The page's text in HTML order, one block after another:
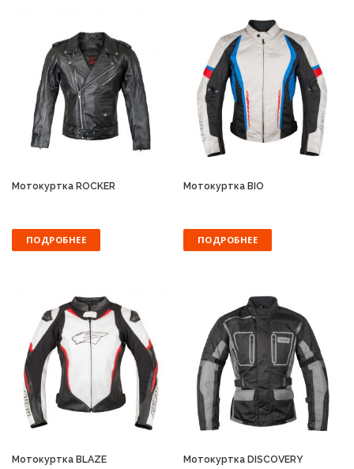
Мотокуртка ROCKER
ПОДРОБНЕЕ
Мотокуртка BIO
ПОДРОБНЕЕ
Мотокуртка BLAZE Мотокуртка DISCOVERY